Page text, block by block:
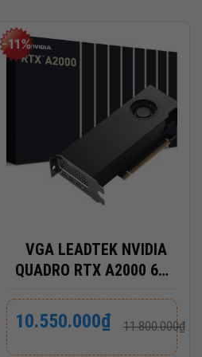
-11%
VGA LEADTEK NVIDIA
QUADRO RTX A2000 6GB
11.800.000₫
Giá
gốc
10.550.000₫
Giá
hiện